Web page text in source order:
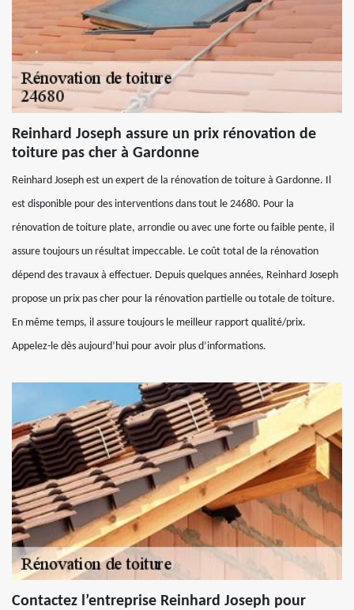
Reinhard Joseph assure un prix rénovation de
toiture pas cher à Gardonne
Reinhard Joseph est un expert de la rénovation de toiture à Gardonne. Il
est disponible pour des interventions dans tout le 24680. Pour la
rénovation de toiture plate, arrondie ou avec une forte ou faible pente, il
assure toujours un résultat impeccable. Le coût total de la rénovation
dépend des travaux à effectuer. Depuis quelques années, Reinhard Joseph
propose un prix pas cher pour la rénovation partielle ou totale de toiture.
En même temps, il assure toujours le meilleur rapport qualité/prix.
Appelez-le dès aujourd’hui pour avoir plus d’informations.
Contactez l’entreprise Reinhard Joseph pour